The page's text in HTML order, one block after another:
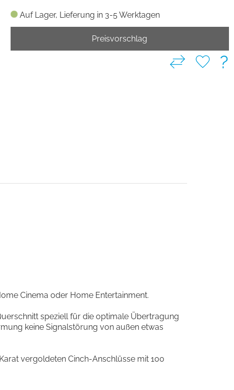
Auf Lager, Lieferung in 3-5 Werktagen
Preisvorschlag
?
Cinema oder Home Entertainment.
speziell für die optimale Übertragung
keine Signalstörung von außen etwas
vergoldeten Cinch-Anschlüsse mit 100